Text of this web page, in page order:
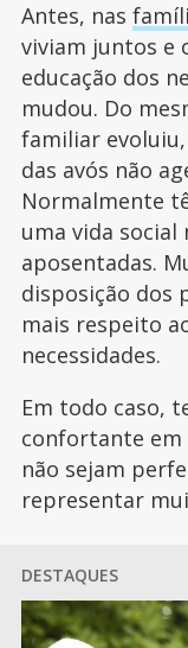
Antes, nas
viviam juntos e
educação dos
mudou. Do
familiar
das avós não
Normalmente
uma vida social
aposentadas.
disposição dos
mais respeito
necessidades.
Em todo caso,
confortante em
não sejam
representar
DESTAQUES